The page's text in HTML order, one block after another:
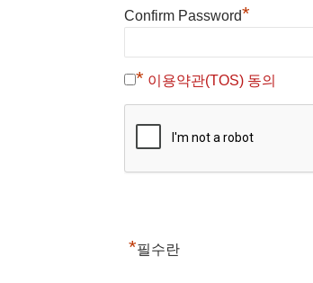
Confirm Password*
* 이용약관(TOS) 동의
*필수란